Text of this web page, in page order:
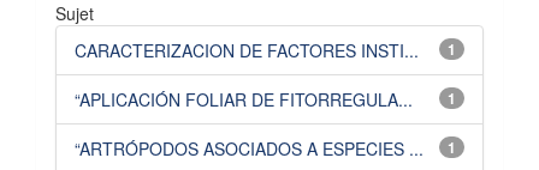
Sujet
1
CARACTERIZACION DE FACTORES INSTI...
1
“APLICACIÓN FOLIAR DE FITORREGULA...
1
“ARTRÓPODOS ASOCIADOS A ESPECIES ...